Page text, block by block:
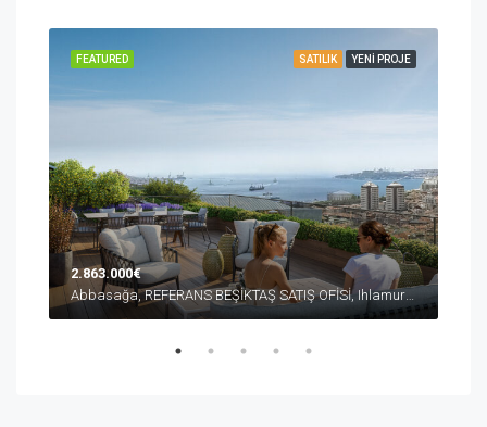
SATILIK YENI PROJE
FEATURED
2.863.000€
Abbasağa, REFERANS BEŞİKTAŞ SATIŞ OFİSİ, Ihlamur Yıldız Caddesi, Beşiktaş/İstanbul, Türkiye